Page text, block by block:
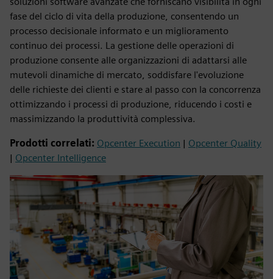
fase del ciclo di vita della produzione, consentendo un
processo decisionale informato e un miglioramento
continuo dei processi. La gestione delle operazioni di
produzione consente alle organizzazioni di adattarsi alle
mutevoli dinamiche di mercato, soddisfare l'evoluzione
delle richieste dei clienti e stare al passo con la concorrenza
ottimizzando i processi di produzione, riducendo i costi e
massimizzando la produttività complessiva.
Prodotti correlati: Opcenter Execution | Opcenter Quality
| Opcenter Intelligence